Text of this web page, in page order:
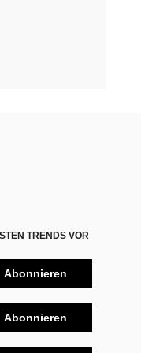
TRENDS VOR
Abonnieren
Abonnieren